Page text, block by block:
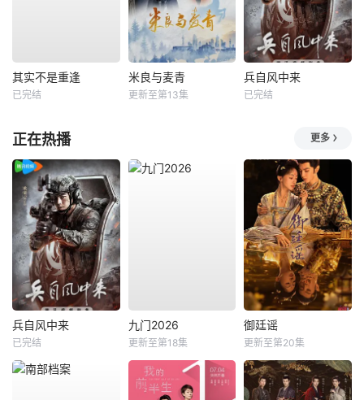
其实不是重逢
已完结
米良与麦青
更新至第13集
兵自风中来
已完结
正在热播 更多
兵自风中来
已完结
九门2026
更新至第18集
御廷谣
更新至第20集